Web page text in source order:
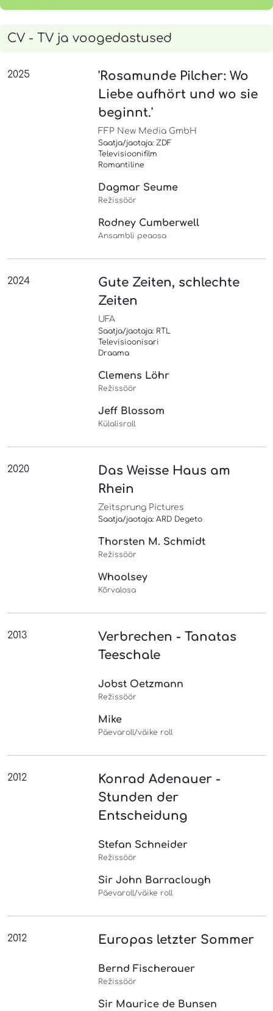
CV - TV ja voogedastused
2025
'Rosamunde Pilcher: Wo
Liebe aufhört und wo sie
beginnt.'
FFP New Media GmbH
Saatja/jaotaja: ZDF
Televisioonifilm
Romantiline
Dagmar Seume
Režissöör
Rodney Cumberwell
Ansambli peaosa
2024
Gute Zeiten, schlechte
Zeiten
UFA
Saatja/jaotaja: RTL
Televisioonisari
Draama
Clemens Löhr
Režissöör
Jeff Blossom
Külalisroll
2020
Das Weisse Haus am
Rhein
Zeitsprung Pictures
Saatja/jaotaja: ARD Degeto
Thorsten M. Schmidt
Režissöör
Whoolsey
Kõrvalosa
2013
Verbrechen - Tanatas
Teeschale
Jobst Oetzmann
Režissöör
Mike
Päevaroll/väike roll
2012
Konrad Adenauer -
Stunden der
Entscheidung
Stefan Schneider
Režissöör
Sir John Barraclough
Päevaroll/väike roll
2012 Europas letzter Sommer
Bernd Fischerauer
Režissöör
Sir Maurice de Bunsen